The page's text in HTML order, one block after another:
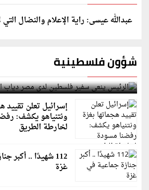
عبدالله عيسى: راية الإعلام والنضال
شؤون فلسطينية
الرئيس ينعى سفير فلسطين لدى مصر
إسرائيل تعلن تقييد
ونتنياهو يكشف:
لخارطة الطريق
112 شهيدًا .. أكبر
غزة